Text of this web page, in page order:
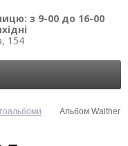
з 9-00 до 16-00
154
Альбом Walther